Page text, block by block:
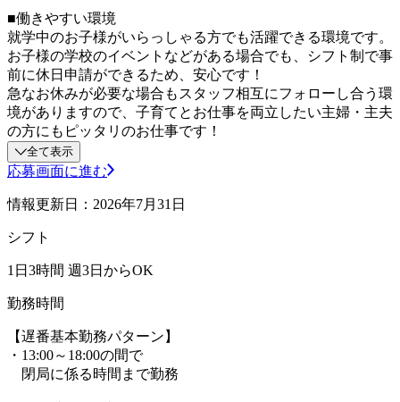
■働きやすい環境
就学中のお子様がいらっしゃる方でも活躍できる環境です。
お子様の学校のイベントなどがある場合でも、シフト制で事
前に休日申請ができるため、安心です！
急なお休みが必要な場合もスタッフ相互にフォローし合う環
境がありますので、子育てとお仕事を両立したい主婦・主夫
の方にもピッタリのお仕事です！
全て表示
応募画面に進む
情報更新日：2026年7月31日
シフト
1日3時間 週3日からOK
勤務時間
【遅番基本勤務パターン】
・13:00～18:00の間で
閉局に係る時間まで勤務